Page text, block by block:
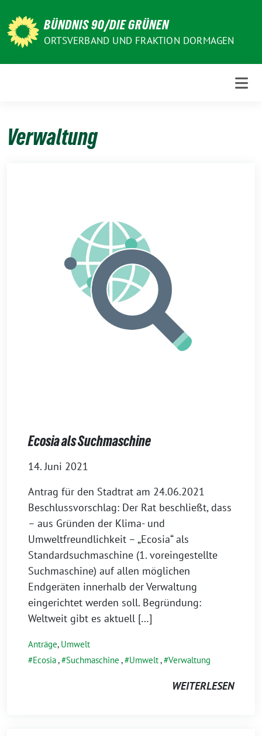
zum
Inhalt
BÜNDNIS 90/DIE GRÜNEN
ORTSVERBAND UND FRAKTION DORMAGEN
Verwaltung
Ecosia als Suchmaschine
14. Juni 2021
Antrag für den Stadtrat am 24.06.2021
Beschlussvorschlag: Der Rat beschließt, dass
– aus Gründen der Klima- und
Umweltfreundlichkeit – „Ecosia“ als
Standardsuchmaschine (1. voreingestellte
Suchmaschine) auf allen möglichen
Endgeräten innerhalb der Verwaltung
eingerichtet werden soll. Begründung:
Weltweit gibt es aktuell […]
Anträge, Umwelt
Ecosia, Suchmaschine , Umwelt, Verwaltung
WEITERLESEN